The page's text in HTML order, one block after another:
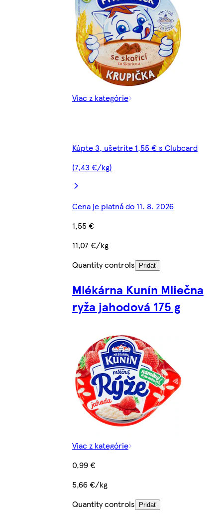
Viac z kategórie
Kúpte 3, ušetrite 1,55 € s Clubcard
(7,43 €/kg)
Cena je platná do 11. 8. 2026
1,55 €
11,07 €/kg
Quantity controls
Pridať
Mlékárna Kunín Mliečna
ryža jahodová 175 g
Viac z kategórie
0,99 €
5,66 €/kg
Quantity controls
Pridať